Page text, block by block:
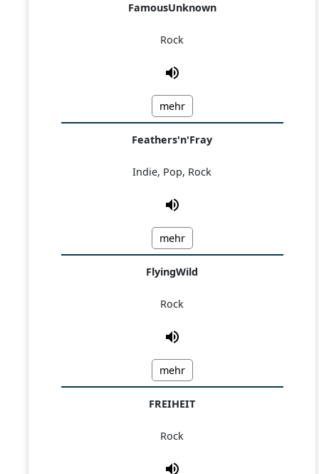
FamousUnknown
Rock
mehr
Feathers'n'Fray
Indie, Pop, Rock
mehr
FlyingWild
Rock
mehr
FREIHEIT
Rock